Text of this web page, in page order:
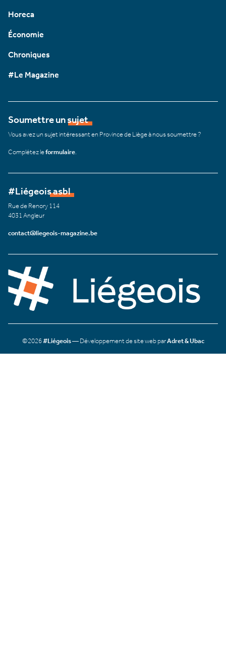
Horeca
Économie
Chroniques
#Le Magazine
Soumettre un sujet
Vous avez un sujet intéressant en Province de Liège à nous soumettre ?
Complétez leformulaire
#Liégeois asbl
Rue de Renory 114
4031 Angleur
contact@liegeois-magazine.be
©2026#Liégeois— Développement de site web parAdret & Ubac